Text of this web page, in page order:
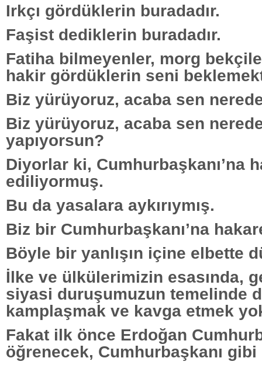
Irkçı gördüklerin buradadır.
Faşist dediklerin buradadır.
Fatiha bilmeyenler, morg
hakir gördüklerin seni
Biz yürüyoruz, acaba sen
Biz yürüyoruz, acaba sen
yapıyorsun?
Diyorlar ki, Cumhurbaşkanı’na
ediliyormuş.
Bu da yasalara aykırıymış.
Biz bir Cumhurbaşkanı’na
Böyle bir yanlışın içine elbette
İlke ve ülkülerimizin esasında,
siyasi duruşumuzun temelinde
kamplaşmak ve kavga etmek
Fakat ilk önce Erdoğan
öğrenecek, Cumhurbaşkanı gibi